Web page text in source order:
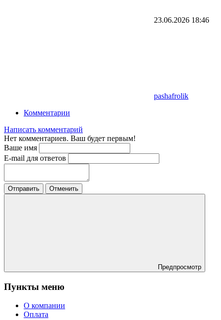
23.06.2026 18:46
pashafrolik
Комментарии
Написать комментарий
Нет комментариев. Ваш будет первым!
Ваше имя
E-mail для ответов
Отправить Отменить
Предпросмотр
Пункты меню
О компании
Оплата